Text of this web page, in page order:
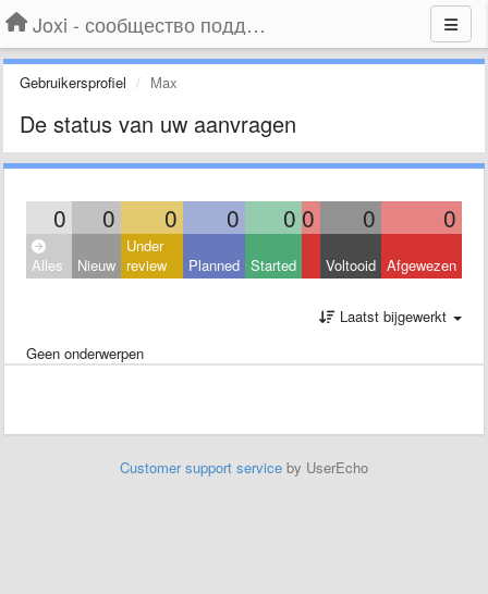
Joxi - сообщество поддержки
Gebruikersprofiel Max
De status van uw aanvragen
0 0 0 0 0 0 0 0
Alles Nieuw
Under
review
Planned Started Voltooid Afgewezen
Laatst bijgewerkt
Geen onderwerpen
Customer support service by UserEcho